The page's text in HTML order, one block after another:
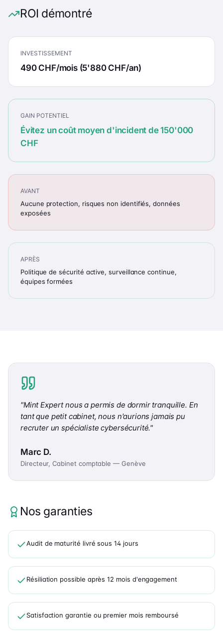
ROI démontré
INVESTISSEMENT
490 CHF/mois (5'880 CHF/an)
GAIN POTENTIEL
Évitez un coût moyen d'incident de 150'000
CHF
AVANT
Aucune protection, risques non identifiés, données
exposées
APRÈS
Politique de sécurité active, surveillance continue,
équipes formées
"Mint Expert nous a permis de dormir tranquille. En
tant que petit cabinet, nous n'aurions jamais pu
recruter un spécialiste cybersécurité."
Marc D.
Directeur, Cabinet comptable — Genève
Nos garanties
Audit de maturité livré sous 14 jours
Résiliation possible après 12 mois d'engagement
Satisfaction garantie ou premier mois remboursé